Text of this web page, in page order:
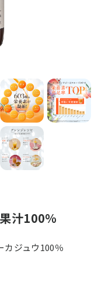
汁100％
カジュウ100％